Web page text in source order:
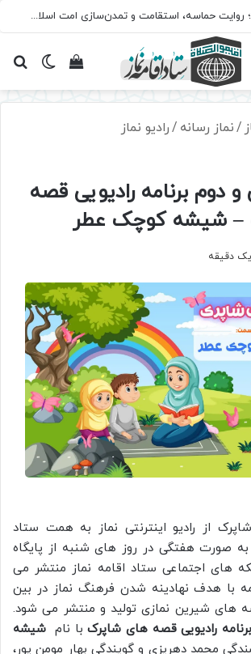
سروده‌ «اربعین»؛ روایت حماسه، استقامت و تمدن‌سازی امت اسلامی
تغییرمشاهده
/نماز رسانه /رادیو نماز
برنامه رادیویی قصه
– شیشه کوچک عطر
یک دقیقه
از رادیو اینترنتی نماز به همت ستاد
به صورت هفتگی در روز های شنبه از پایگاه
های اجتماعی ستاد اقامه نماز منتشر می
با هدف نهادینه شدن فرهنگ نماز در بین
های شیرین نمازی تولید و منتشر می شود.
رادیویی قصه های شاپرکبا نام شیشه
محمد دهریزی و گویندگی بهار مومن پور،